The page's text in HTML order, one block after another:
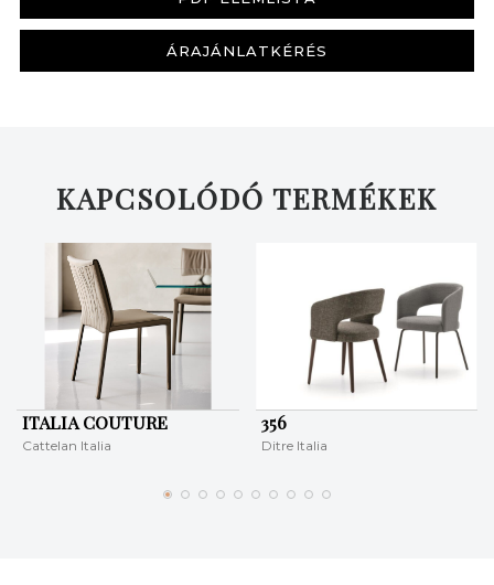
ÁRAJÁNLATKÉRÉS
KAPCSOLÓDÓ TERMÉKEK
ITALIA COUTURE
Cattelan Italia
356
Ditre Italia